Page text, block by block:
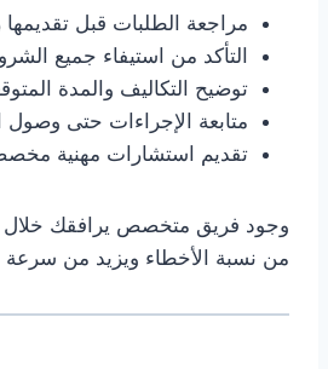
مراجعة الطلبات قبل تقديمها
التأكد من استيفاء جميع
توضيح التكاليف والمدة
متابعة الإجراءات حتى وصول
تقديم استشارات مهنية
وجود فريق متخصص يرافقك خلال
من نسبة الأخطاء ويزيد من سرعة